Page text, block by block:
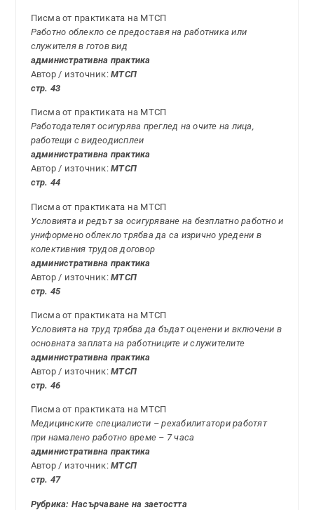
Писма от практиката на МТСП
Работно облекло се предоставя на работника или
служителя в готов вид
административна практика
Автор / източник:МТСП
стр. 43
Писма от практиката на МТСП
Работодателят осигурява преглед на очите на лица,
работещи с видеодисплеи
административна практика
Автор / източник:МТСП
стр. 44
Писма от практиката на МТСП
Условията и редът за осигуряване на безплатно работно и
униформено облекло трябва да са изрично уредени в
колективния трудов договор
административна практика
Автор / източник:МТСП
стр. 45
Писма от практиката на МТСП
Условията на труд трябва да бъдат оценени и включени в
основната заплата на работниците и служителите
административна практика
Автор / източник:МТСП
стр. 46
Писма от практиката на МТСП
Медицинските специалисти – рехабилитатори работят
при намалено работно време – 7 часа
административна практика
Автор / източник:МТСП
стр. 47
Рубрика: Насърчаване на заетостта